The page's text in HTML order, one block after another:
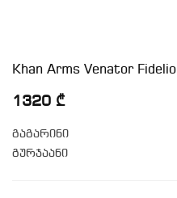
Khan Arms Venator
1320 ₾
გაგარინი
გურჯაანი